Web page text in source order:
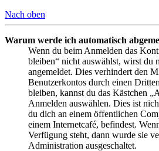
Nach oben
Warum werde ich automatisch
Wenn du beim Anmelden das
bleiben“ nicht auswählst, wirst du
angemeldet. Dies verhindert den
Benutzerkontos durch einen
bleiben, kannst du das Kästchen
Anmelden auswählen. Dies ist
du dich an einem öffentlichen
einem Internetcafé, befindest.
Verfügung steht, dann wurde sie
Administration ausgeschaltet.